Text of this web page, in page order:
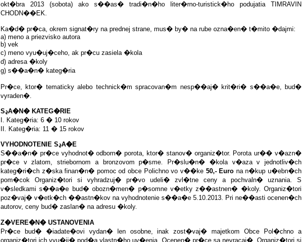
okt�bra 2013 (sobota) ako s��as� tradi�n�ho liter�rno-turistick�ho podujatia TIMRAVIN
CHODN��EK.
Ka�d� pr�ca, okrem signat�ry na prednej strane, mus� by� na rube ozna�en� t�mito �dajmi:
a) meno a priezvisko autora
b) vek
c) meno vyu�uj�ceho, ak pr�cu zasiela �kola
d) adresa �koly
g) s��a�n� kateg�ria
Pr�ce, ktor� tematicky alebo technick�m spracovan�m nesp��aj� krit�ri� s��a�e, bud�
vyraden�.
SڍA�N� KATEG�RIE
I. Kateg�ria: 6 � 10 rokov
II. Kateg�ria: 11 � 15 rokov
VYHODNOTENIE SڍA�E
S��a�n� pr�ce vyhodnot� odborn� porota, ktor� stanov� organiz�tor. Porota ur�� v�azn�
pr�ce v zlatom, striebornom a bronzovom p�sme. Pr�slu�n� �kola v�aza v jednotliv�ch
kateg�ri�ch z�ska finan�n� pomoc od obce Polichno vo v��ke 50,- Euro na n�kup u�ebn�ch
pom�cok Organiz�tori si vyhradzuj� pr�vo udeli� zvl�tne ceny a pochvaln� uznania. S
v�sledkami s��a�e bud� obozn�men� p�somne v�etky z��astnen� �koly. Organiz�tori
poz�vaj� v�etk�ch ��astn�kov na vyhodnotenie s��a�e 5.10.2013. Pri ne��asti ocenen�ch
autorov, ceny bud� zaslan� na adresu �koly.
Z�VERE�N� USTANOVENIA
Pr�ce bud� �iadate�ovi vydan� len osobne, inak zost�vaj� majetkom Obce Pol�chno a
organiz�tori ich vyu�ij� pod�a vlastn�ho uv�enia. Ocenen� pr�ce sa nevracaj�. Organiz�tori si